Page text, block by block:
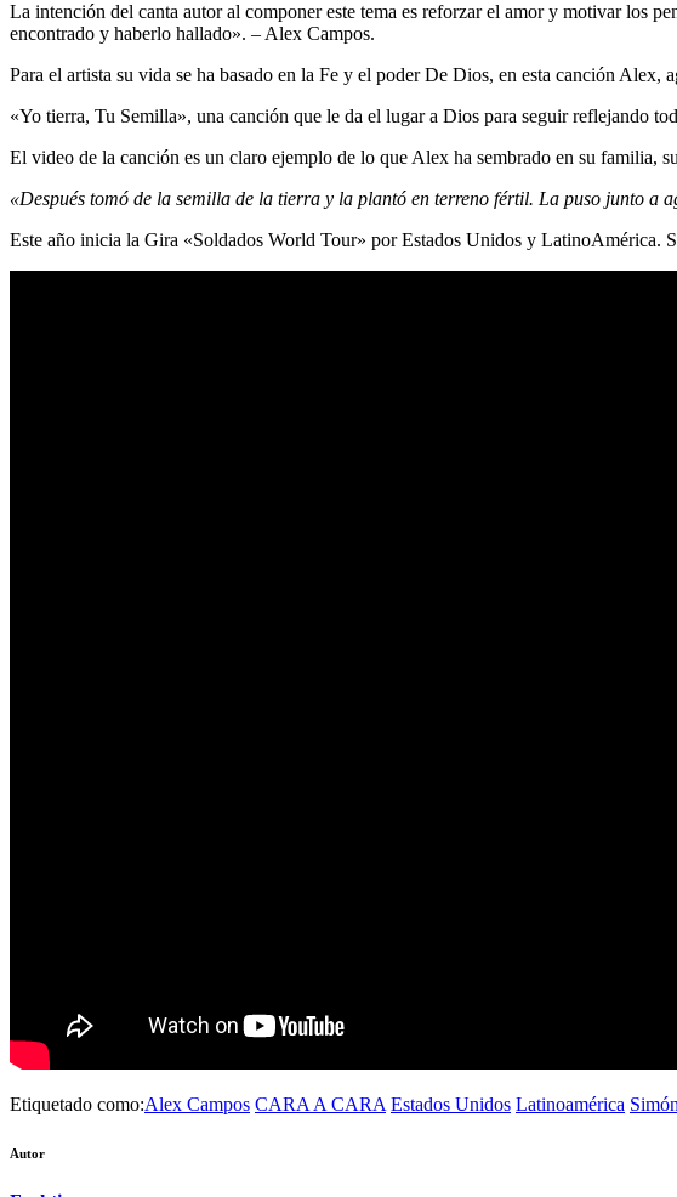
La intención del canta autor al componer este tema es reforzar el amor y motivar los
encontrado y haberlo hallado». – Alex Campos.
Para el artista su vida se ha basado en la Fe y el poder De Dios, en esta canción Alex,
«Yo tierra, Tu Semilla», una canción que le da el lugar a Dios para seguir reflejando
El video de la canción es un claro ejemplo de lo que Alex ha sembrado en su familia,
«Después tomó de la semilla de la tierra y la plantó en terreno fértil. La puso junto a
Este año inicia la Gira «Soldados World Tour» por Estados Unidos y LatinoAmérica.
Etiquetado como:Alex Campos CARA A CARA Estados Unidos Latinoamérica
Autor